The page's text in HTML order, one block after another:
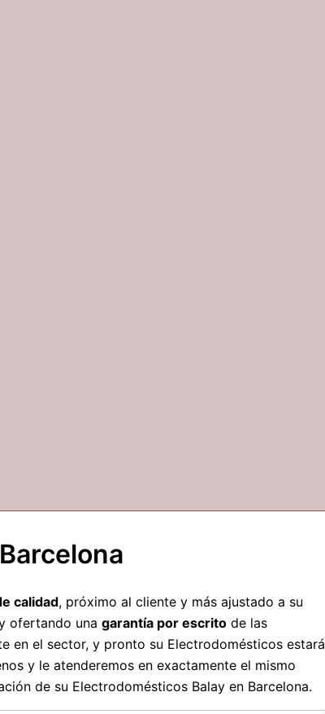
calidad, próximo al cliente y más ajustado a su
ofertando una garantía por escrito de las
en el sector, y pronto su Electrodomésticos estará
y le atenderemos en exactamente el mismo
de su Electrodomésticos Balay en Barcelona.